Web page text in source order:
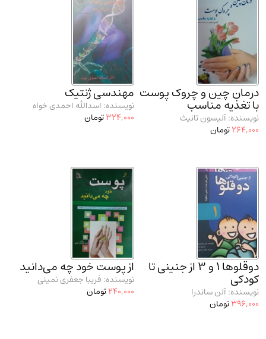
مدرسان شریف و انتشارت ارشد کتاب‌های..(2)
دانشگاه پیامـ نور
درمان چین و چروک پوست
با تغذیه مناسب
نویسنده: آلیسون تانیث
264,000تومان
مهندسی ژنتیک
نویسنده: اسدالله احمدی خواه
324,000تومان
دوقلوها 1 و 3 از جنینی تا
کودکی
نویسنده: آلن ساندرا
396,000تومان
از پوست خود چه می‌دانید
نویسنده: فریبا جعفری نمینی
240,000تومان